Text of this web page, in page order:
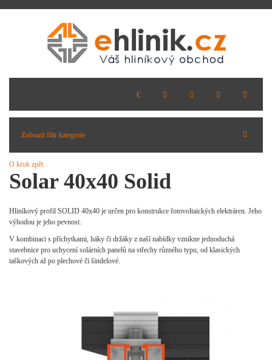
Zobrazit filtr kategorie
O krok zpět
Solar 40x40 Solid
Hliníkový profil SOLID 40x40 je určen pro konstrukce fotovoltaických elektráren. Jeho
výhodou je jeho pevnost.
V kombinaci s příchytkami, háky či držáky z naší nabídky vznikne jednoduchá
stavebnice pro uchycení solárních panelů na střechy různého typu, od klasických
taškových až po plechové či šindelové.